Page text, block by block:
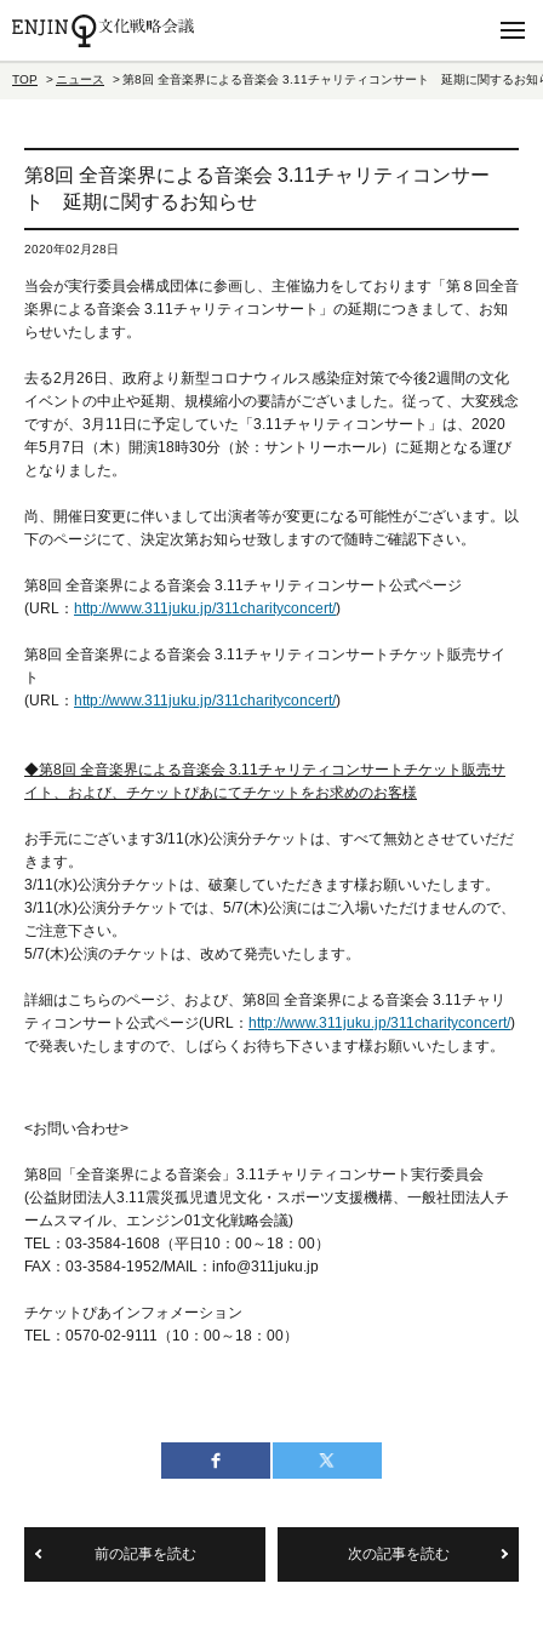
TOP ニュース 第8回 全音楽界による音楽会 3.11チャリティコンサート 延期に関するお知
第8回 全音楽界による音楽会 3.11チャリティコンサー
ト 延期に関するお知らせ
2020年02月28日
当会が実行委員会構成団体に参画し、主催協力をしております「第８回全音
楽界による音楽会 3.11チャリティコンサート」の延期につきまして、お知
らせいたします。
去る2 月 26 日、政府より新型コロナウィルス感染症対策で今後2週間の文化
イベントの中止や延期、規模縮小の要請がございました。従って、大変残念
ですが、 3 月 11 日に予定していた「 3.11チャリティコンサート」は、 2020
年5月 7 日（木）開演18時30分（於：サントリーホール）に延期となる運び
となりました。
尚、開催日変更に伴いまして出演者等が変更になる可能性がございます。以
下のページにて、決定次第お知らせ致しますので随時ご確認下さい。
第8回 全音楽界による音楽会 3.11チャリティコンサート公式ページ
(URL ： http://www.311juku.jp/311charityconcert/)
第8回 全音楽界による音楽会 3.11チャリティコンサートチケット販売サイ
ト
(URL ： http://www.311juku.jp/311charityconcert/)
◆第8回 全音楽界による音楽会 3.11チャリティコンサートチケット販売サ
イト、および、チケットぴあにてチケットをお求めのお客様
お手元にございます3/11(水)公演分チケットは、すべて無効とさせていだだ
きます。
3/11(水)公演分チケットは、破棄していただきます様お願いいたします。
3/11(水)公演分チケットでは、 5/7(木)公演にはご入場いただけませんので、
ご注意下さい。
5/7(木)公演のチケットは、改めて発売いたします。
詳細はこちらのページ、および、第8回 全音楽界による音楽会 3.11チャリ
ティコンサート公式ページ(URL ： http://www.311juku.jp/311charityconcert/)
で発表いたしますので、しばらくお待ち下さいます様お願いいたします。
<お問い合わせ>
第8回「全音楽界による音楽会」 3.11チャリティコンサート実行委員会
(公益財団法人3.11震災孤児遺児文化・スポーツ支援機構、一般社団法人チ
ームスマイル、エンジン01文化戦略会議)
TEL ： 03-3584-1608 （平日 10 ： 00～ 18 ： 00）
FAX ： 03-3584-1952/MAIL ： info@311juku.jp
チケットぴあインフォメーション
TEL ： 0570-02-9111 （ 10 ： 00～ 18 ： 00）
前の記事を読む 次の記事を読む